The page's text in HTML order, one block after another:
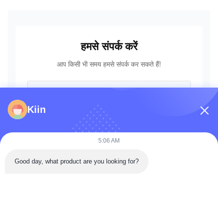
हमसे संपर्क करें
आप किसी भी समय हमसे संपर्क कर सकते हैं!
Kiin
5:06 AM
Good day, what product are you looking for?